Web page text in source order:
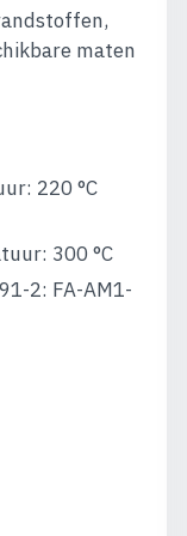
maten
220 °C
300 °C
2: FA-AM1-